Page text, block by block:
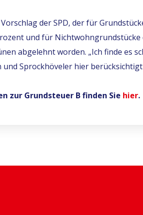
der SPD, der für
und für
abgelehnt worden. „Ich finde es
Sprockhöveler hier berücksichtigt
zur Grundsteuer B finden Sie hier.